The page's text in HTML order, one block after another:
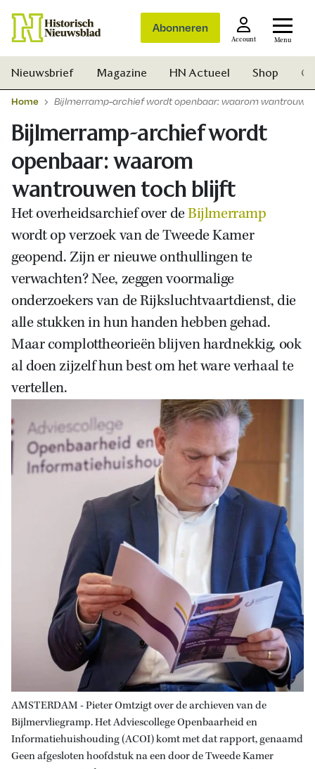
Abonneren
Account Menu
Zoek
Nieuwsbrief Magazine HN Actueel Shop
Home Bijlmerramp-archief wordt openbaar: waarom
Bijlmerramp-archief wordt
openbaar: waarom
wantrouwen toch blijft
Het overheidsarchief over deBijlmerramp
wordt op verzoek van de Tweede Kamer
geopend. Zijn er nieuwe onthullingen te
verwachten? Nee, zeggen voormalige
onderzoekers van de Rijksluchtvaartdienst, die
alle stukken in hun handen hebben gehad.
Maar complottheorieën blijven hardnekkig, ook
al doen zijzelf hun best om het ware verhaal te
vertellen.
AMSTERDAM - Pieter Omtzigt over de archieven van de
Bijlmervliegramp. Het Adviescollege Openbaarheid en
Informatiehuishouding (ACOI) komt met dat rapport, genaamd
Geen afgesloten hoofdstuk na een door de Tweede Kamer